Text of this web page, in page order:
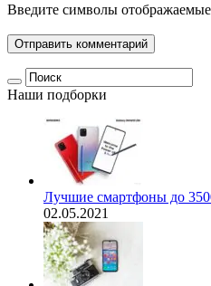
Введите символы
Наши подборки
Лучшие смартфоны до
02.05.2021